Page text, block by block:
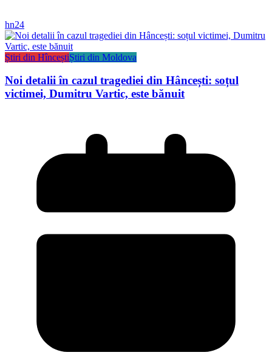
hn24
Știri din HînceștiȘtiri din Moldova
Noi detalii în cazul tragediei din Hâncești: soțul
victimei, Dumitru Vartic, este bănuit